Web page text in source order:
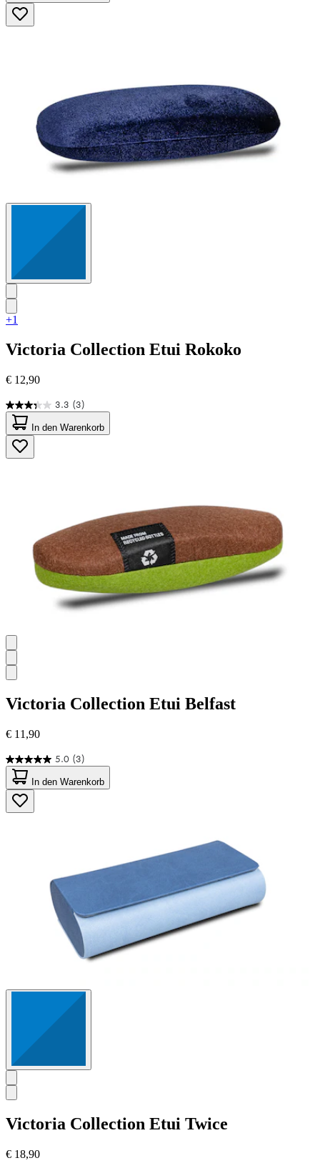
5
Sternen.
10
+1
Victoria Collection Etui Rokoko
€ 12,90
3.3 (3)
3.3
von
5
Sternen.
3
In den Warenkorb
Victoria Collection Etui Belfast
€ 11,90
5.0 (3)
5.0
von
5
Sternen.
3
In den Warenkorb
Victoria Collection Etui Twice
€ 18,90